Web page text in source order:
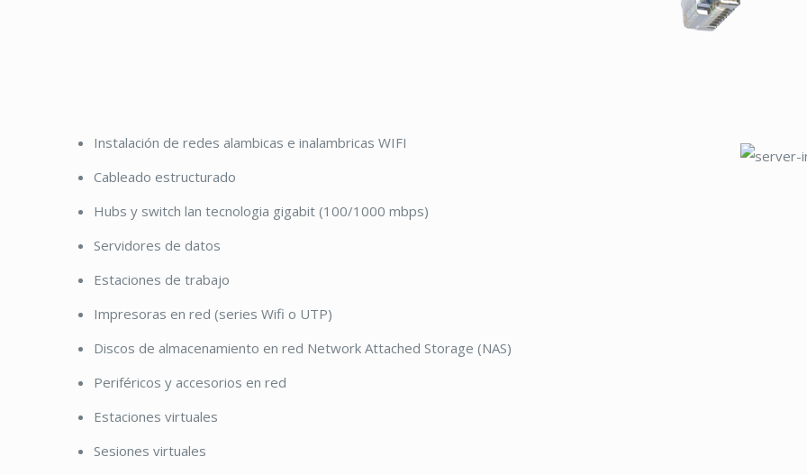
Instalación de redes alambicas e inalambricas WIFI
Cableado estructurado
Hubs y switch lan tecnologia gigabit (100/1000 mbps)
Servidores de datos
Estaciones de trabajo
Impresoras en red (series Wifi o UTP)
Discos de almacenamiento en red Network Attached Storage (NAS)
Periféricos y accesorios en red
Estaciones virtuales
Sesiones virtuales